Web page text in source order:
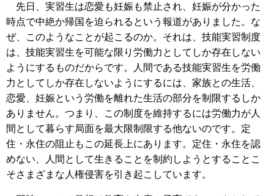
先日、実習生は恋愛も妊娠も禁止され、妊娠が分かった
時点で中絶か帰国を迫られるという報道がありました。な
ぜ、このようなことが起こるのか。それは、技能実習制度
は、技能実習生を可能な限り労働力としてしか存在しない
ようにするものだからです。人間である技能実習生を労働
力としてしか存在しないようにするには、家族との生活、
恋愛、妊娠という労働を離れた生活の部分を制限するしか
ありません。つまり、この制度を維持するには労働力が人
間として暮らす局面を最大限制限する他ないのです。定
住・永住の阻止もこの延長上にあります。定住・永住を認
めない、人間として生きることを制約しようとすることこ
そさまざまな人権侵害を引き起こしています。